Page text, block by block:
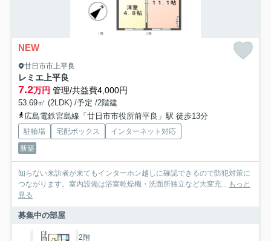
NEW
廿日市市上平良
レミエ上平良
7.2万円 管理/共益費4,000円
53.69㎡ (2LDK) /予定 /2階建
広島電鉄宮島線「廿日市市役所前平良」駅 徒歩13分
駐輪場 宅配ボックス
インターネット対応
新築
知らない来訪者が来てもインターホン越しに確認できるので防犯対策に
つながります。室内設備は浴室乾燥機・洗面所独立など大変充... もっと
見る
募集中の部屋
2階